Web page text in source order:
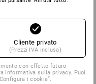
Cliente privato
(Prezzi IVA inclusa)
con effetto futuro
informativa sulla privacy. Puoi
i cookie”.